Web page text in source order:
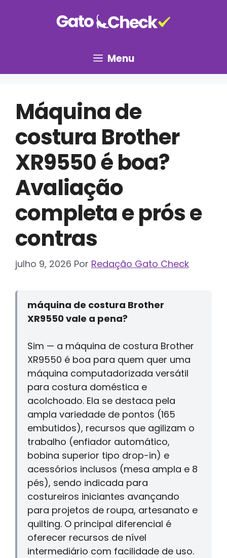
Menu
Máquina de
costura Brother
XR9550 é boa?
Avaliação
completa e prós e
contras
julho 9, 2026 Por Redação Gato Check
máquina de costura Brother
XR9550 vale a pena?
Sim — a máquina de costura Brother
XR9550 é boa para quem quer uma
máquina computadorizada versátil
para costura doméstica e
acolchoado. Ela se destaca pela
ampla variedade de pontos (165
embutidos), recursos que agilizam o
trabalho (enfiador automático,
bobina superior tipo drop-in) e
acessórios inclusos (mesa ampla e 8
pés), sendo indicada para
costureiros iniciantes avançando
para projetos de roupa, artesanato e
quilting. O principal diferencial é
oferecer recursos de nível
intermediário com facilidade de uso.